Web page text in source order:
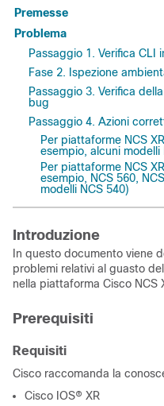
Premesse
Problema
Passaggio 1. Verifica CLI
Fase 2. Ispezione
Passaggio 3. Verifica
bug
Passaggio 4. Azioni
Per piattaforme NCS
esempio, alcuni modelli
Per piattaforme NCS
esempio, NCS 560,
modelli NCS 540)
Introduzione
In questo documento viene
problemi relativi al guasto
nella piattaforma Cisco NCS
Prerequisiti
Requisiti
Cisco raccomanda la
Cisco IOS® XR